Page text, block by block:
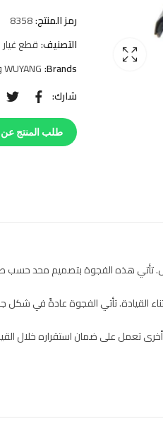
رمز المنتج:8358
التصنيف:قطع
Brands: WUYANG وينج
شارك:
طلب المنتج
هذه الفجوة بتصميم محد حسب
القيادة. تأتي الفجوة عادةً في
تعمل على ضمان استقراره خلال